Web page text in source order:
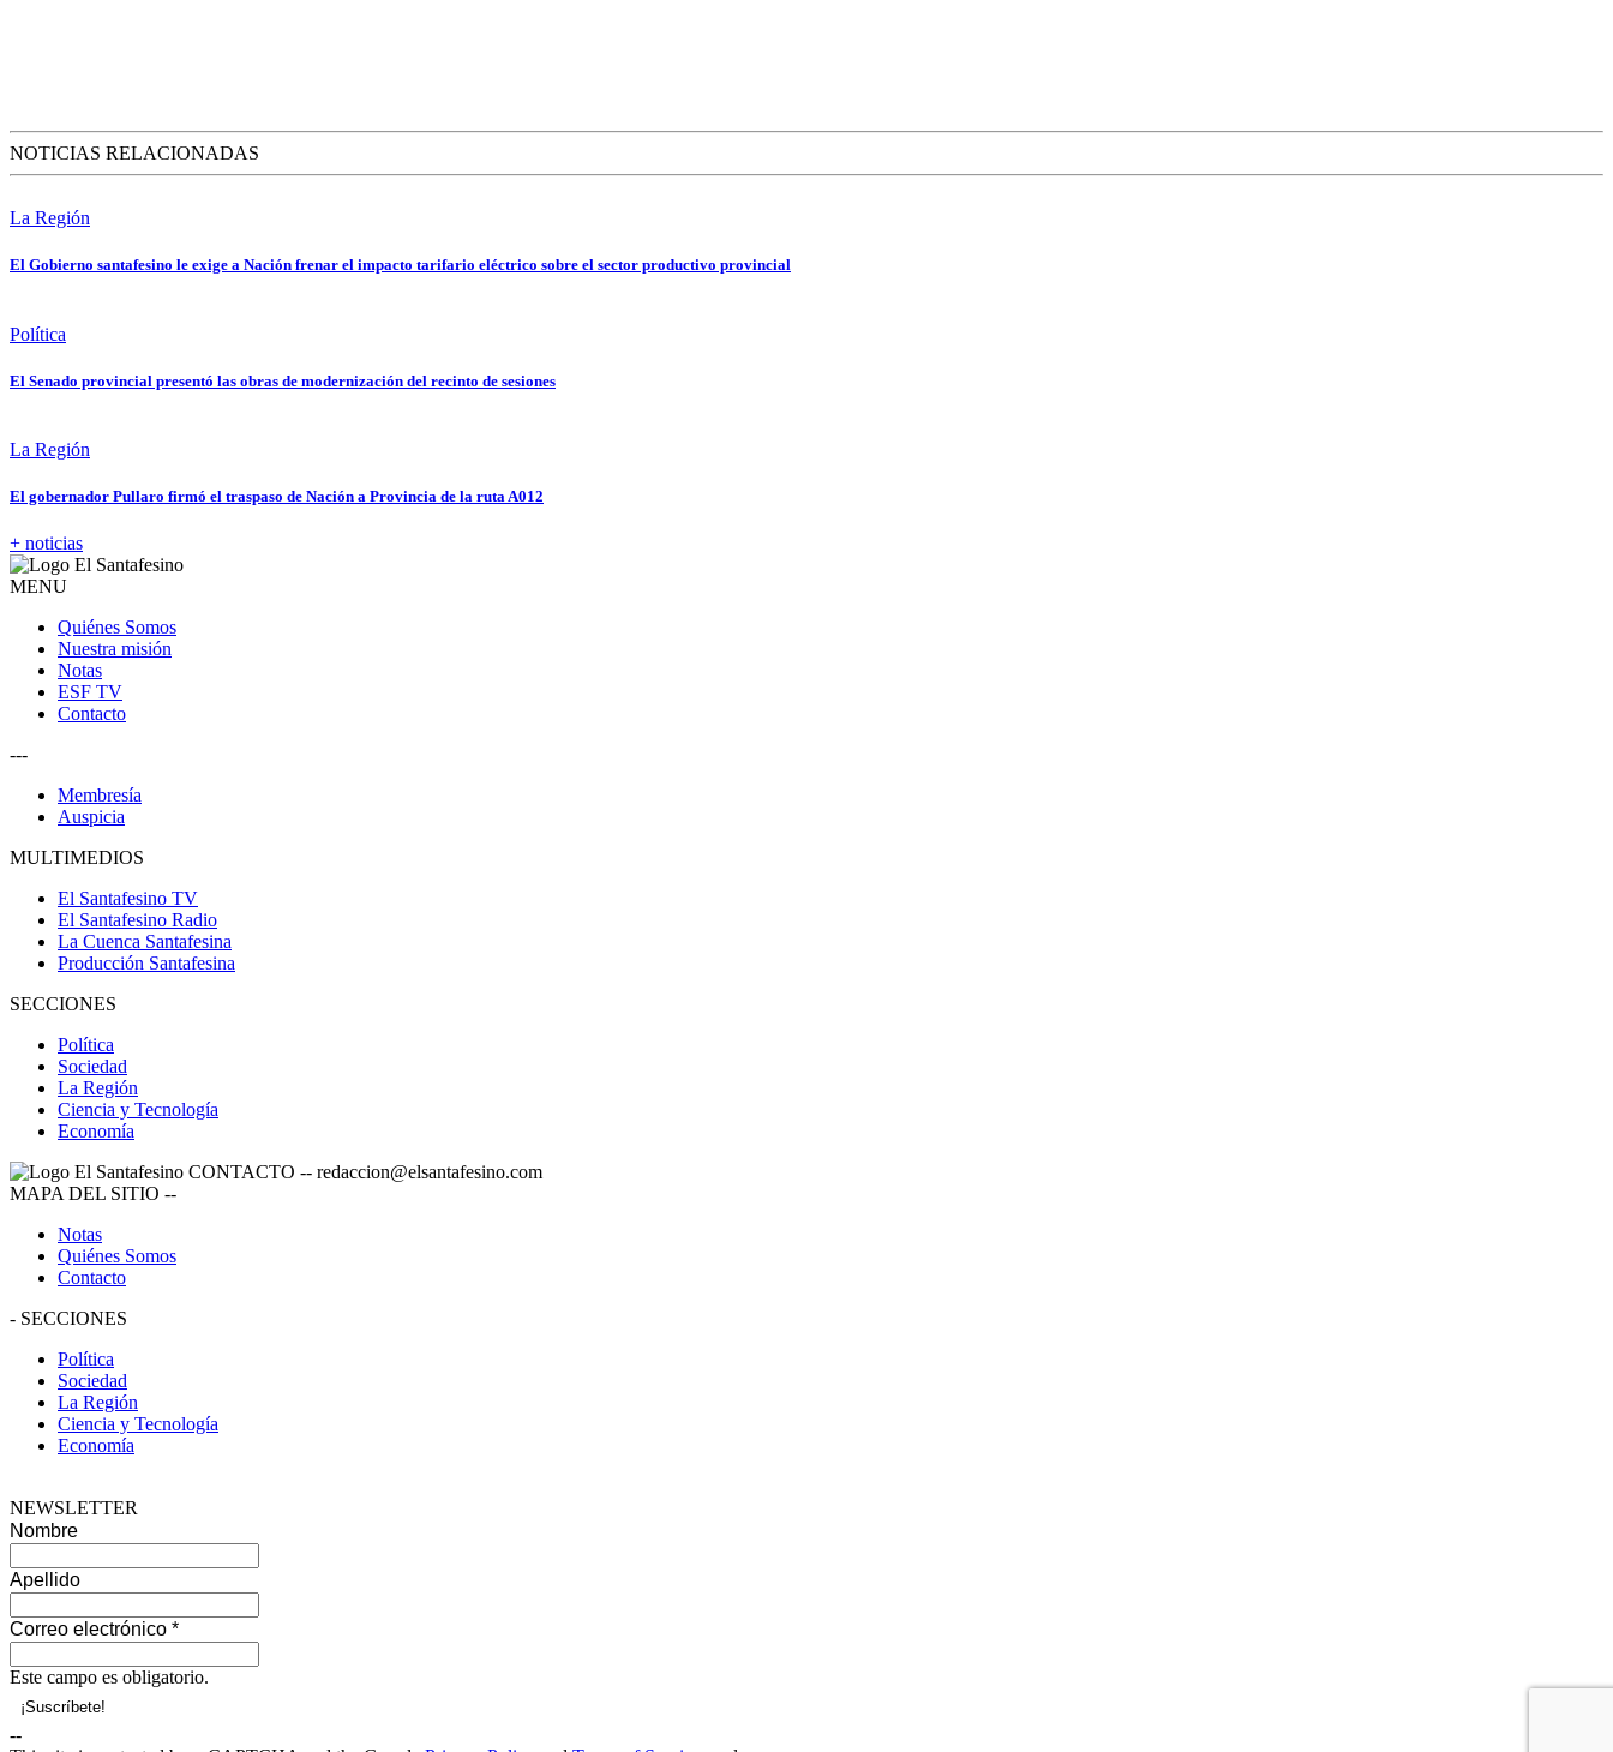
NOTICIAS RELACIONADAS
La Región
El Gobierno santafesino le exige a Nación frenar el impacto tarifario eléctrico sobre el sector productivo provincial
Política
El Senado provincial presentó las obras de modernización del recinto de sesiones
La Región
El gobernador Pullaro firmó el traspaso de Nación a Provincia de la ruta A012
+ noticias
MENU
Quiénes Somos
Nuestra misión
Notas
ESF TV
Contacto
---
Membresía
Auspicia
MULTIMEDIOS
El Santafesino TV
El Santafesino Radio
La Cuenca Santafesina
Producción Santafesina
SECCIONES
Política
Sociedad
La Región
Ciencia y Tecnología
Economía
CONTACTO -- redaccion@elsantafesino.com
MAPA DEL SITIO --
Notas
Quiénes Somos
Contacto
- SECCIONES
Política
Sociedad
La Región
Ciencia y Tecnología
Economía
NEWSLETTER
Nombre
Apellido
Correo electrónico *
Este campo es obligatorio.
--